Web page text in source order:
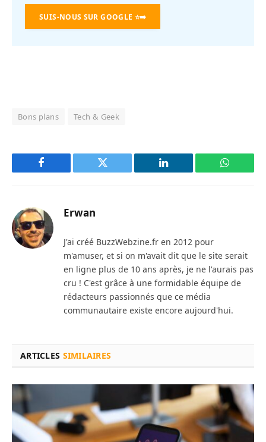
SUIS-NOUS SUR GOOGLE ⭐➡️
Bons plans Tech & Geek
Facebook Twitter LinkedIn
Erwan
J'ai créé BuzzWebzine.fr en 2012 pour
m'amuser, et si on m'avait dit que le site serait
en ligne plus de 10 ans après, je ne l'aurais pas
cru ! C'est grâce à une formidable équipe de
rédacteurs passionnés que ce média
communautaire existe encore aujourd'hui.
ARTICLES SIMILAIRES